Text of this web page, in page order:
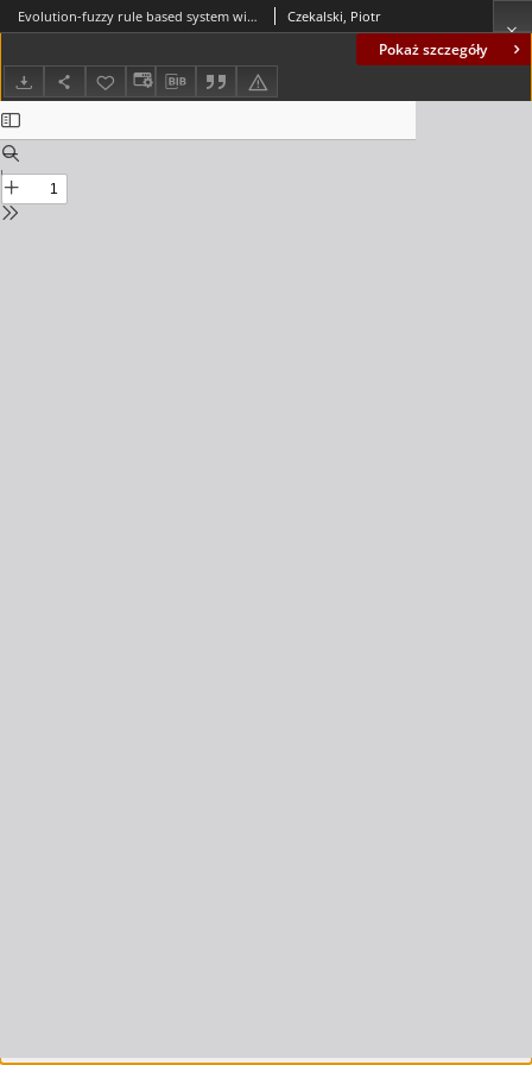
Pokaż szczegóły
Evolution-fuzzy rule based system with parameterized consequences Czekalski, Piotr